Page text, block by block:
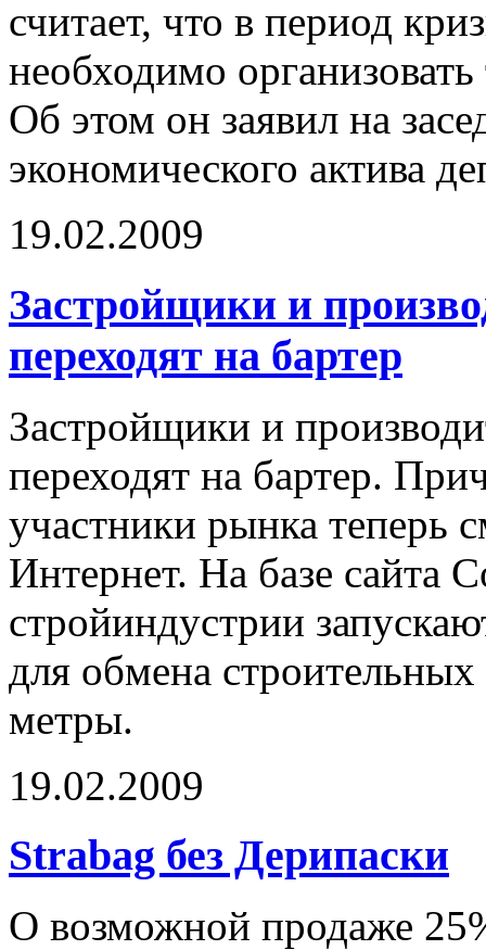
считает, что в период
необходимо
Об этом он заявил на
экономического актива
19.02.2009
Застройщики и
переходят на бартер
Застройщики и
переходят на бартер.
участники рынка теперь
Интернет. На базе сайта
стройиндустрии
для обмена
метры.
19.02.2009
Strabag без Дерипаски
О возможной продаже